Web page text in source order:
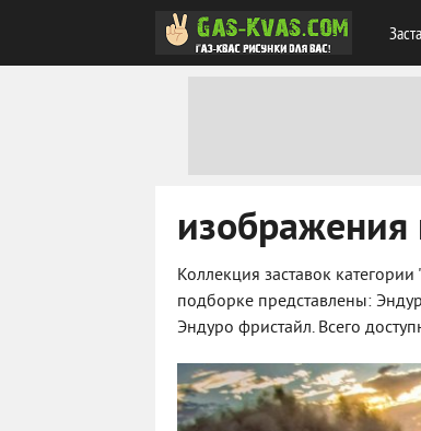
изображения
Коллекция заставок
подборке представлены:
Эндуро фристайл. Всего